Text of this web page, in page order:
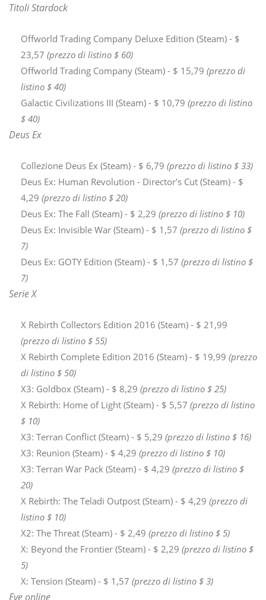
Titoli Stardock
Offworld Trading Company Deluxe Edition (Steam) - $
23,57 (prezzo di listino $ 60)
Offworld Trading Company (Steam) - $ 15,79 (prezzo di
listino $ 40)
Galactic Civilizations III (Steam) - $ 10,79 (prezzo di listino
$ 40)
Deus Ex
Collezione Deus Ex (Steam) - $ 6,79 (prezzo di listino $ 33)
Deus Ex: Human Revolution - Director's Cut (Steam) - $
4,29 (prezzo di listino $ 20)
Deus Ex: The Fall (Steam) - $ 2,29 (prezzo di listino $ 10)
Deus Ex: Invisible War (Steam) - $ 1,57 (prezzo di listino $
7)
Deus Ex: GOTY Edition (Steam) - $ 1,57 (prezzo di listino $
7)
Serie X
X Rebirth Collectors Edition 2016 (Steam) - $ 21,99
(prezzo di listino $ 55)
X Rebirth Complete Edition 2016 (Steam) - $ 19,99 (prezzo
di listino $ 50)
X3: Goldbox (Steam) - $ 8,29 (prezzo di listino $ 25)
X Rebirth: Home of Light (Steam) - $ 5,57 (prezzo di listino
$ 10)
X3: Terran Conflict (Steam) - $ 5,29 (prezzo di listino $ 16)
X3: Reunion (Steam) - $ 4,29 (prezzo di listino $ 10)
X3: Terran War Pack (Steam) - $ 4,29 (prezzo di listino $
20)
X Rebirth: The Teladi Outpost (Steam) - $ 4,29 (prezzo di
listino $ 10)
X2: The Threat (Steam) - $ 2,49 (prezzo di listino $ 5)
X: Beyond the Frontier (Steam) - $ 2,29 (prezzo di listino $
5)
X: Tension (Steam) - $ 1,57 (prezzo di listino $ 3)
Eve online